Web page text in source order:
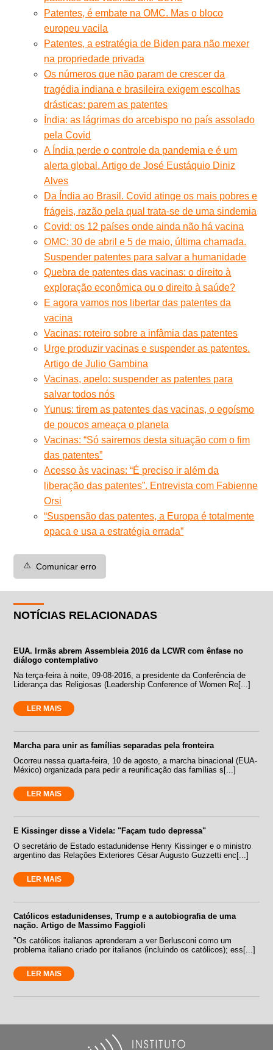
Patentes, é embate na OMC. Mas o bloco
europeu vacila
Patentes, a estratégia de Biden para não mexer
na propriedade privada
Os números que não param de crescer da
tragédia indiana e brasileira exigem escolhas
drásticas: parem as patentes
Índia: as lágrimas do arcebispo no país assolado
pela Covid
A Índia perde o controle da pandemia e é um
alerta global. Artigo de José Eustáquio Diniz
Alves
Da Índia ao Brasil. Covid atinge os mais pobres e
frágeis, razão pela qual trata-se de uma sindemia
Covid: os 12 países onde ainda não há vacina
OMC: 30 de abril e 5 de maio, última chamada.
Suspender patentes para salvar a humanidade
Quebra de patentes das vacinas: o direito à
exploração econômica ou o direito à saúde?
E agora vamos nos libertar das patentes da
vacina
Vacinas: roteiro sobre a infâmia das patentes
Urge produzir vacinas e suspender as patentes.
Artigo de Julio Gambina
Vacinas, apelo: suspender as patentes para
salvar todos nós
Yunus: tirem as patentes das vacinas, o egoísmo
de poucos ameaça o planeta
Vacinas: “Só sairemos desta situação com o fim
das patentes”
Acesso às vacinas: “É preciso ir além da
liberação das patentes”. Entrevista com Fabienne
Orsi
“Suspensão das patentes, a Europa é totalmente
opaca e usa a estratégia errada”
⚠️ Comunicar erro
NOTÍCIAS RELACIONADAS
EUA. Irmãs abrem Assembleia 2016 da LCWR com ênfase no
diálogo contemplativo
Na terça-feira à noite, 09-08-2016, a presidente da Conferência de
Liderança das Religiosas (Leadership Conference of Women Re[...]
LER MAIS
Marcha para unir as famílias separadas pela fronteira
Ocorreu nessa quarta-feira, 10 de agosto, a marcha binacional (EUA-
México) organizada para pedir a reunificação das famílias s[...]
LER MAIS
E Kissinger disse a Videla: "Façam tudo depressa"
O secretário de Estado estadunidense Henry Kissinger e o ministro
argentino das Relações Exteriores César Augusto Guzzetti enc[...]
LER MAIS
Católicos estadunidenses, Trump e a autobiografia de uma
nação. Artigo de Massimo Faggioli
"Os católicos italianos aprenderam a ver Berlusconi como um
problema italiano criado por italianos (incluindo os católicos); ess[...]
LER MAIS